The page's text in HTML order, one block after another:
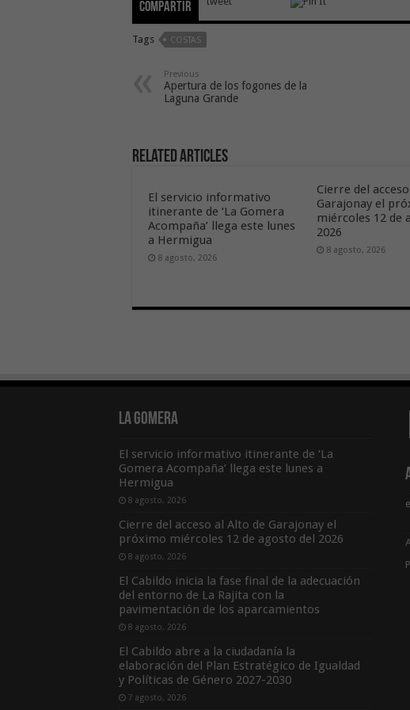
Compartir
Tags COSTAS
Previous
Apertura de los fogones de la
Laguna Grande
Related Articles
El servicio informativo
itinerante de ‘La Gomera
Acompaña’ llega este lunes
a Hermigua
8 agosto, 2026
Cierre del
Garajonay el
miércoles 12 de
2026
8 agosto, 2026
La Gomera
El servicio informativo itinerante de ‘La
Gomera Acompaña’ llega este lunes a
Hermigua
8 agosto, 2026
Cierre del acceso al Alto de Garajonay el
próximo miércoles 12 de agosto del 2026
8 agosto, 2026
El Cabildo inicia la fase final de la adecuación
del entorno de La Rajita con la
pavimentación de los aparcamientos
8 agosto, 2026
El Cabildo abre a la ciudadanía la
elaboración del Plan Estratégico de Igualdad
y Políticas de Género 2027-2030
7 agosto, 2026